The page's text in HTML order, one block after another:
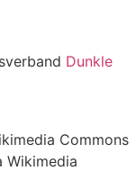
Dunkle
Commons
Wikimedia